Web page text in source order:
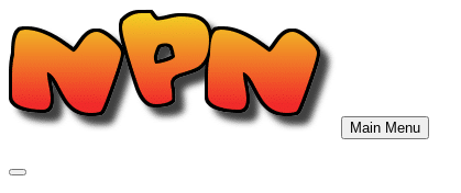
to
content
Main Menu